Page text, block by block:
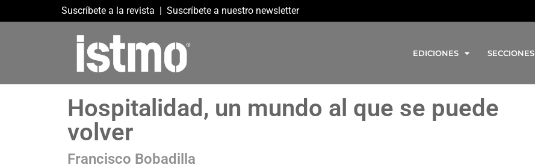
Suscríbete a la revista | Suscríbete a nuestro newsletter
EDICIONES SECCIONES
Hospitalidad, un mundo al que se puede
volver
Francisco Bobadilla